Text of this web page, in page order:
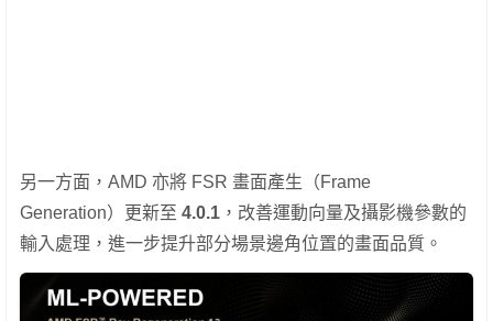
另一方面，AMD 亦將 FSR 畫面產生（Frame
Generation）更新至 4.0.1 ，改善運動向量及攝影機參數的
輸入處理，進一步提升部分場景邊角位置的畫面品質。